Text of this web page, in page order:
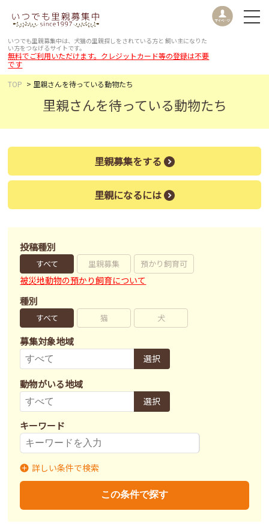
いつでも里親募集中は、犬猫の里親探しをされている方と 飼い主になりた
い方をつなげるサイトです。
無料でご利用いただけます。クレジットカード等の登録は不要
です
TOP
里親さんを待っている動物たち
里親さんを待っている動物たち
里親募集をする
里親になるには
投稿種別
すべて 里親募集 預かり飼育可
被災地動物の預かり飼育について
種別
すべて 猫 犬
募集対象地域
選択
動物がいる地域
選択
キーワード
募集状況
不妊去勢手術
詳しい条件で検索
この条件で探す